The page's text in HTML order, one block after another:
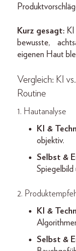
Kurz gesagt:
bewusste,
eigenen Haut
Vergleich: KI
Routine
1. Hautanalyse
KI &
objektiv.
Selbst &
Spiegelbild
2.
KI &
Selbst &